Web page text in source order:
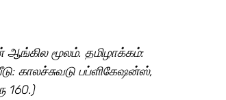
ஆங்கில மூலம். தமிழாக்கம்:
காலச்சுவடு பப்ளிகேஷன்ஸ்,
160.)